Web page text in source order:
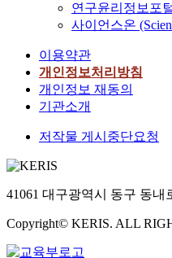
연구윤리정보포
사이언스온
이용약관
개인정보처리방침
개인정보 재동의
기관소개
저작물 게시중단요청
41061 대구광역시 동구 동내
Copyright© KERIS. ALL